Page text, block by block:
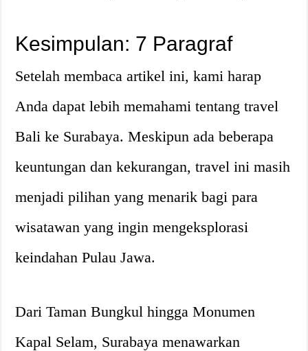
Kesimpulan: 7 Paragraf
Setelah membaca artikel ini, kami harap
Anda dapat lebih memahami tentang travel
Bali ke Surabaya. Meskipun ada beberapa
keuntungan dan kekurangan, travel ini masih
menjadi pilihan yang menarik bagi para
wisatawan yang ingin mengeksplorasi
keindahan Pulau Jawa.
Dari Taman Bungkul hingga Monumen
Kapal Selam, Surabaya menawarkan